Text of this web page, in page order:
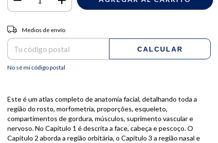
Entregas para el CP:
Medios de envío
CALCULAR
No sé mi código postal
Este é um atlas completo de anatomia facial, detalhando toda a
região do rosto, morfometria, proporções, esqueleto,
compartimentos de gordura, músculos, suprimento vascular e
nervoso. No Capítulo 1 é descrita a face, cabeça e pescoço. O
Capítulo 2 aborda a região orbitária, o Capítulo 3 a região nasal e